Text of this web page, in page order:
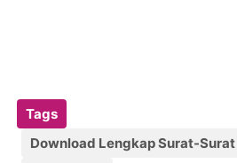
Tags
Download Lengkap Surat-Surat